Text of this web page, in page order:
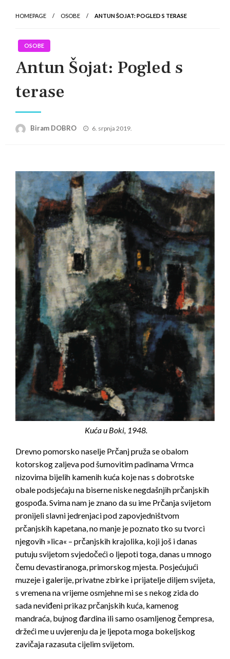
HOMEPAGE OSOBE ANTUN ŠOJAT: POGLED S TERASE
OSOBE
Antun Šojat: Pogled s
terase
Biram DOBRO
Posted
6. srpnja 2019.
Kuća u Boki, 1948.
Drevno pomorsko naselje Prčanj pruža se obalom
kotorskog zaljeva pod šumovitim padinama Vrmca
nizovima bijelih kamenih kuća koje nas s dobrotske
obale podsjećaju na biserne niske negdašnjih prčanjskih
gospođa. Svima nam je znano da su ime Prčanja svijetom
pronijeli slavni jedrenjaci pod zapovjedništvom
prčanjskih kapetana, no manje je poznato tko su tvorci
njegovih »lica« – prčanjskih krajolika, koji još i danas
putuju svijetom svjedočeći o ljepoti toga, danas u mnogo
čemu devastiranoga, primorskog mjesta. Posjećujući
muzeje i galerije, privatne zbirke i prijatelje diljem svijeta,
s vremena na vrijeme osmjehne mi se s nekog zida do
sada neviđeni prikaz prčanjskih kuća, kamenog
mandraća, bujnog đardina ili samo osamljenog čempresa,
držeći me u uvjerenju da je ljepota moga bokeljskog
zavičaja razasuta cijelim svijetom.